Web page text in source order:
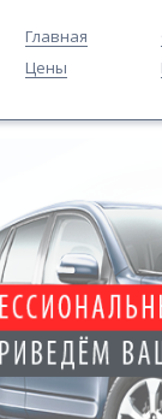
Главная
Цены